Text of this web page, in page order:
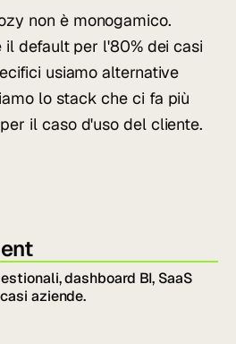
non è monogamico.
il default per l'80% dei casi
usiamo alternative
lo stack che ci fa più
il caso d'uso del cliente.
dashboard BI, SaaS
aziende.